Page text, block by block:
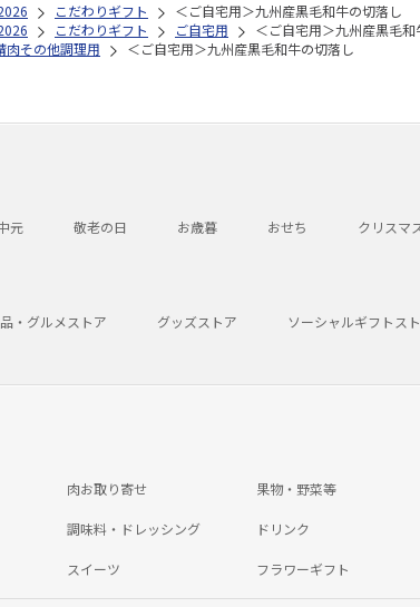
こだわりギフト
＜ご自宅用＞九州産黒毛和牛の切落し
こだわりギフト ご自宅用
＜ご自宅用＞九州産黒毛和
肉その他調理用 ＜ご自宅用＞九州産黒毛和牛の切落し
元 敬老の日 お歳暮 おせち クリスマ
・グルメストア グッズストア ソーシャルギフトス
肉お取り寄せ 果物・野菜等
調味料・ドレッシング ドリンク
スイーツ フラワーギフト